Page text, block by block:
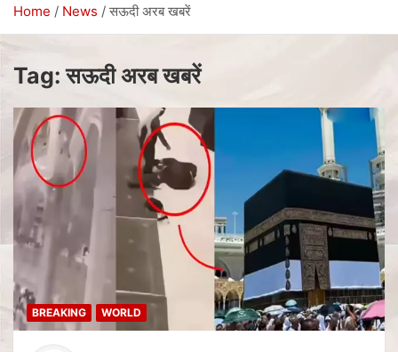
Home News सऊदी अरब खबरें
Tag:सऊदी अरब खबरें
BREAKING WORLD